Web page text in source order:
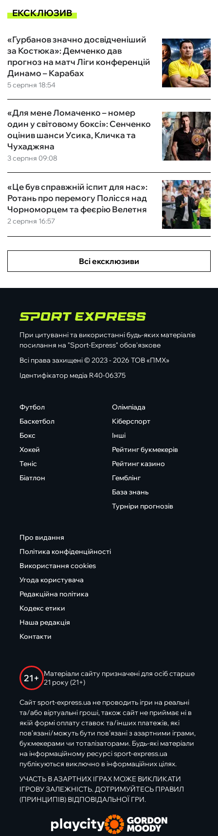
ЕКСКЛЮЗИВ
5 серпня 18:54
«Гурбанов значно досвідченіший
за Костюка»: Демченко дав
прогноз на матч Ліги конференцій
Динамо – Карабах
3 серпня 09:08
«Для мене Ломаченко – номер
один у світовому боксі»: Сенченко
оцінив шанси Усика, Кличка та
Чухаджяна
2 серпня 16:57
«Це був справжній іспит для нас»:
Ротань про перемогу Полісся над
Чорноморцем та феєрію Велетня
Всі ексклюзиви
При цитуванні та використанні будь-яких матеріалів
посилання на "Sport-Express" обов'язкове
Всі права захищені © 2023 - 2026 ТОВ «ПМХ»
Ідентифікатор медіа R40-06375
Футбол
Баскетбол
Бокс
Хокей
Теніс
Біатлон
Олімпіада
Кіберспорт
Інші
Рейтинг букмекерів
Рейтинг казино
Гемблінг
База знань
Турніри прогнозів
Про видання
Політика конфіденційності
Використання cookies
Угода користувача
Редакційна політика
Кодекс етики
Наша редакція
Контакти
21+
Матеріали сайту призначені для осіб старше
21 року (21+)
Сайт sport-express.ua не проводить ігри на реальні
та/або віртуальні гроші, також сайт не приймає ні в
якій формі оплату ставок та/інших платежів, які
пов’язані/можуть бути пов’язані з азартними іграми,
букмекерами чи тоталізаторами. Будь-які матеріали
на інформаційному ресурсі sport-express.ua
публікуються виключно в інформаційних цілях.
УЧАСТЬ В АЗАРТНИХ ІГРАХ МОЖЕ ВИКЛИКАТИ
ІГРОВУ ЗАЛЕЖНІСТЬ. ДОТРИМУЙТЕСЬ ПРАВИЛ
(ПРИНЦИПІВ) ВІДПОВІДАЛЬНОЇ ГРИ.